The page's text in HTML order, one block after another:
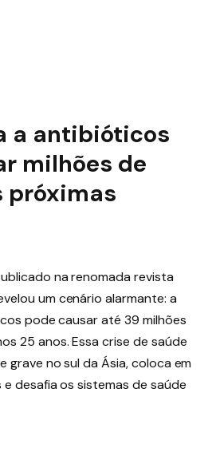
a antibióticos
milhões de
próximas
na renomada revista
um cenário alarmante: a
pode causar até 39 milhões
25 anos. Essa crise de saúde
grave no sul da Ásia, coloca em
desafia os sistemas de saúde